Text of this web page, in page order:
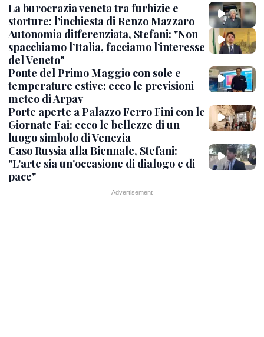
La burocrazia veneta tra furbizie e
storture: l'inchiesta di Renzo Mazzaro
Autonomia differenziata, Stefani: "Non
spacchiamo l’Italia, facciamo l’interesse
del Veneto"
Ponte del Primo Maggio con sole e
temperature estive: ecco le previsioni
meteo di Arpav
Porte aperte a Palazzo Ferro Fini con le
Giornate Fai: ecco le bellezze di un
luogo simbolo di Venezia
Caso Russia alla Biennale, Stefani:
"L'arte sia un'occasione di dialogo e di
pace"